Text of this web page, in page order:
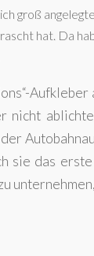
groß
hat. Da
nicht
sie das